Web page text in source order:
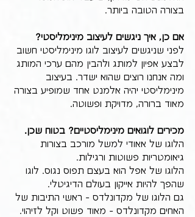
בצורה הטובה ביותר.
אם כן, איך ניגשים לעיצוב מינימליסטי?
לפני שניגשים לעיצוב לוגו מינימליסטי חשוב
לבצע אפיון למותג ולהבין מהם ערכי המותג
ומה אנחנו רוצים שהוא ישדר. בעיצוב
מינימליסטי יהיה אלמנט אחד שמופיע בצורה
מאוד ברורה, מדויקת ופשוטה.
מכירים לוגואים מינימליסטיים? בטוח שכן.
הלוגו של אאודי למשל מורכב בצורות
גיאומטריות פשוטות ורגילות.
הלוגו של אפל הוא בעצם תפוס נגוס. לוגו
שהפך להיות אייקון בעולם הדיגיטלי.
גם הלוגו של מקדונלדס - ראשי התיבות של
האחים מקדונלדס - מאוד פשוט וקל לזיהוי.